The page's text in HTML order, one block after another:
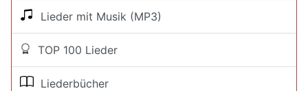
Lieder mit Musik (MP3)
TOP 100 Lieder
Liederbücher